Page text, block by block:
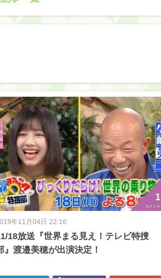
年11月04日 22:16
18放送『世界まる見え！テレビ特捜
』渡邉美穂が出演決定！
1
コメント